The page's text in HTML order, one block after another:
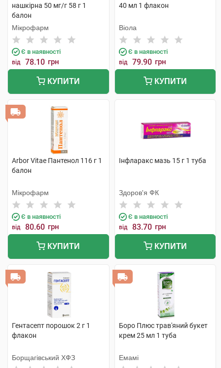
нашкірна 50 мг/г 58 г 1
балон
Мікрофарм
Є в наявності
від 78.10 грн
КУПИТИ
40 мл 1 флакон
Віола
Є в наявності
від 79.90 грн
КУПИТИ
Arbor Vitae Пантенол 116 г 1
балон
Мікрофарм
Є в наявності
від 80.60 грн
КУПИТИ
Інфларакс мазь 15 г 1 туба
Здоров'я ФК
Є в наявності
від 83.70 грн
КУПИТИ
Гентасепт порошок 2 г 1
флакон
Борщагівський ХФЗ
Боро Плюс трав'яний букет
крем 25 мл 1 туба
Емамі